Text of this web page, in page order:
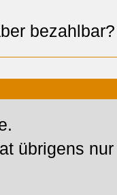
bezahlbar?
übrigens